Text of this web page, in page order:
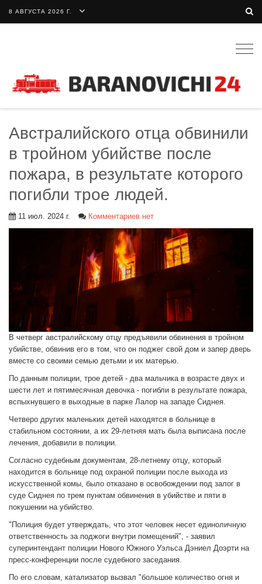
8 АВГУСТА 2026 Г.
Австралийского отца обвинили
в тройном убийстве после
пожара, в результате которого
погибли трое людей.
11 июл. 2024 г. Комментариев нет
В четверг австралийскому отцу предъявили обвинения в тройном
убийстве, обвинив его в том, что он поджег свой дом и запер дверь
вместе со своими семью детьми и их матерью.
По данным полиции, трое детей - два мальчика в возрасте двух и
шести лет и пятимесячная девочка - погибли в результате пожара,
вспыхнувшего в выходные в парке Лалор на западе Сиднея.
Четверо других маленьких детей находятся в больнице в
стабильном состоянии, а их 29-летняя мать была выписана после
лечения, добавили в полиции.
Согласно судебным документам, 28-летнему отцу, который
находится в больнице под охраной полиции после выхода из
искусственной комы, было отказано в освобождении под залог в
суде Сиднея по трем пунктам обвинения в убийстве и пяти в
покушении на убийство.
"Полиция будет утверждать, что этот человек несет единоличную
ответственность за поджоги внутри помещений", - заявил
суперинтендант полиции Нового Южного Уэльса Дэниел Доэрти на
пресс-конференции после судебного заседания.
По его словам, катализатор вызвал "большое количество огня и